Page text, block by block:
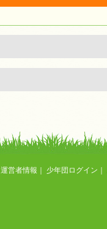
運営者情報 ｜ 少年団ログイン ｜